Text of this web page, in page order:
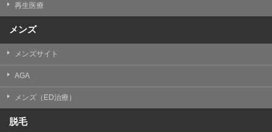
再生医療
メンズ
メンズサイト
AGA
メンズ（ED治療）
脱毛